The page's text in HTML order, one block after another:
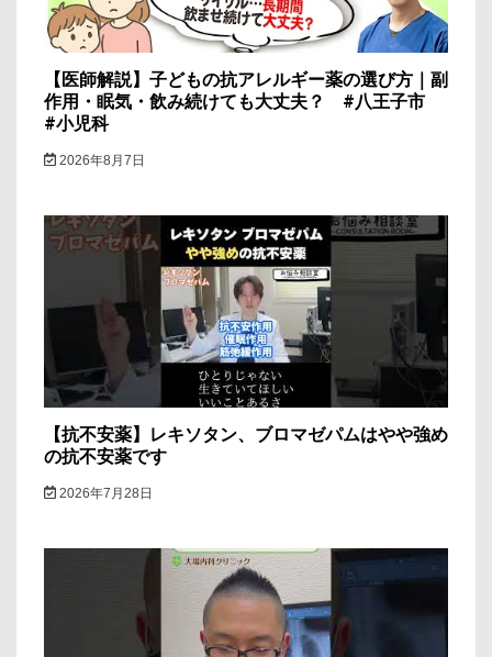
ン
【医師解説】子どもの抗アレルギー薬の選び方｜副
作用・眠気・飲み続けても大丈夫？ #八王子市
#小児科
2026年8月7日
【抗不安薬】レキソタン、ブロマゼパムはやや強め
の抗不安薬です
2026年7月28日